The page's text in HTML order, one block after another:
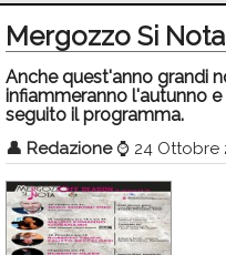
Politica
Sport
Eventi
Info Utili
Rubriche
Mergozzo Si
Anche quest'anno grandi
infiammeranno l'autunno
seguito il programma.
👤 Redazione ⌚ 24 Ottobre